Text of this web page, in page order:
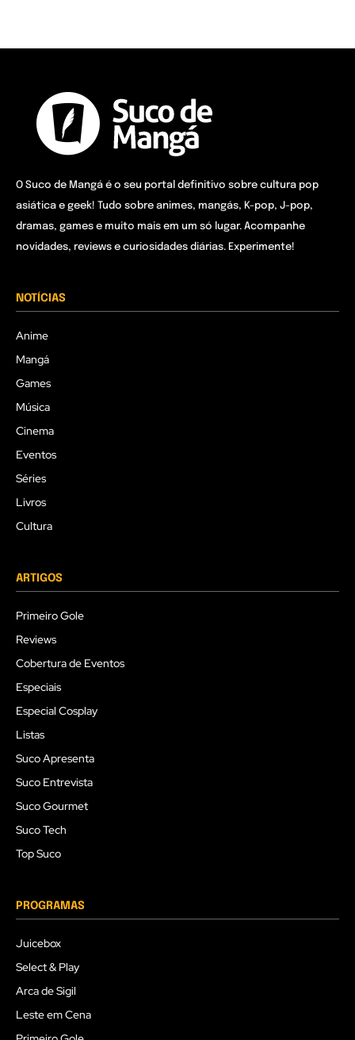
O Suco de Mangá é o seu portal definitivo sobre cultura pop
asiática e geek! Tudo sobre animes, mangás, K-pop, J-pop,
dramas, games e muito mais em um só lugar. Acompanhe
novidades, reviews e curiosidades diárias. Experimente!
NOTÍCIAS
Anime
Mangá
Games
Música
Cinema
Eventos
Séries
Livros
Cultura
ARTIGOS
Primeiro Gole
Reviews
Cobertura de Eventos
Especiais
Especial Cosplay
Listas
Suco Apresenta
Suco Entrevista
Suco Gourmet
Suco Tech
Top Suco
PROGRAMAS
Juicebox
Select & Play
Arca de Sigil
Leste em Cena